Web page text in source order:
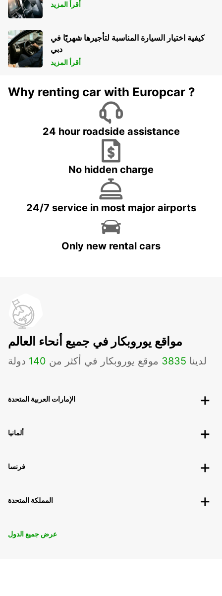
أقرأ المزيد
كيفية اختيار السيارة المناسبة لتأجيرها شهريًا في
دبي
أقرأ المزيد
Why renting car with Europcar ?
24 hour roadside assistance
No hidden charge
24/7 service in most major airports
Only new rental cars
مواقع يوروبكار في جميع أنحاء العالم
لدينا 3835 موقع يوروبكار في أكثر من 140 دولة
الإمارات العربية المتحدة
ألمانيا
فرنسا
المملكة المتحدة
عرض جميع الدول